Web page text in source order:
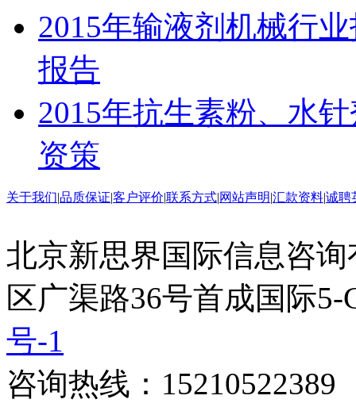
2015年输液剂机械行
报告
2015年抗生素粉、水
资策
关于我们|品质保证|客户评价|联系方式|网站声明|汇款资料|诚聘
北京新思界国际信息咨
区广渠路36号首成国际
号-1
咨询热线：